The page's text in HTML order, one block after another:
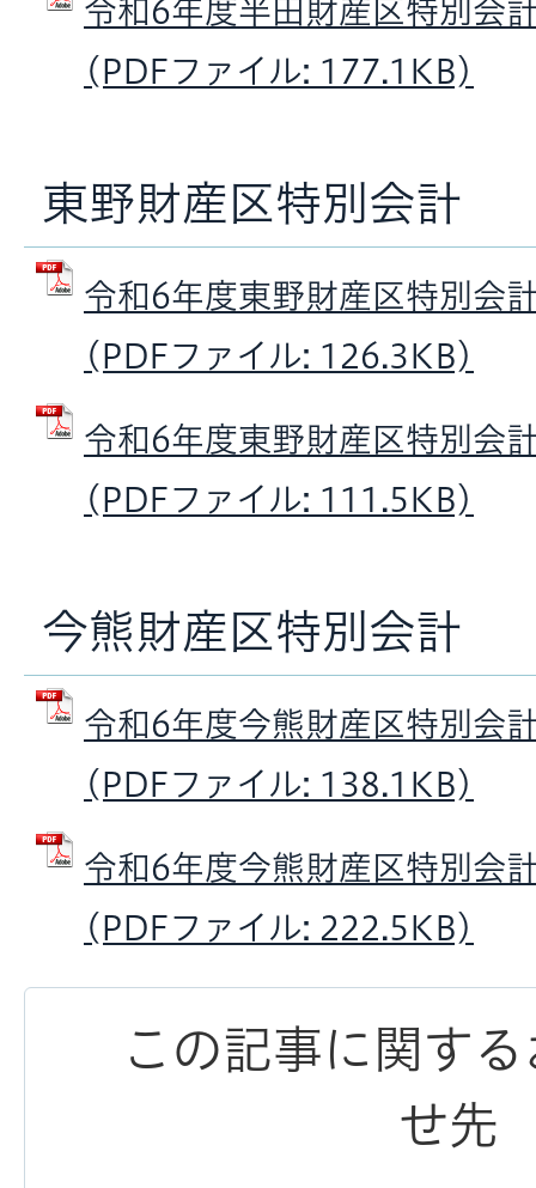
令和6年度半田財産区特別会
(PDFファイル: 177.1KB)
東野財産区特別会計
令和6年度東野財産区特別会
(PDFファイル: 126.3KB)
令和6年度東野財産区特別会
(PDFファイル: 111.5KB)
今熊財産区特別会計
令和6年度今熊財産区特別会
(PDFファイル: 138.1KB)
令和6年度今熊財産区特別会
(PDFファイル: 222.5KB)
この記事に関す
せ先